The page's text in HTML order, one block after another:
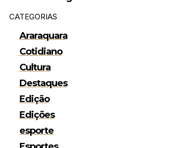
CATEGORIAS
Araraquara
Cotidiano
Cultura
Destaques
Edição
Edições
esporte